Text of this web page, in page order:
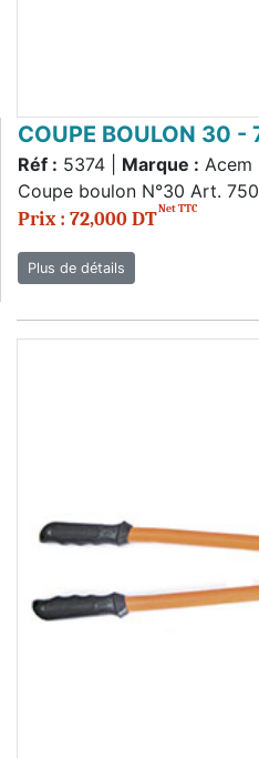
COUPE BOULON 30 -
Réf : 5374 | Marque : Acem
Coupe boulon N°30 Art. 750
Prix : 72,000 DTNet TTC
Plus de détails